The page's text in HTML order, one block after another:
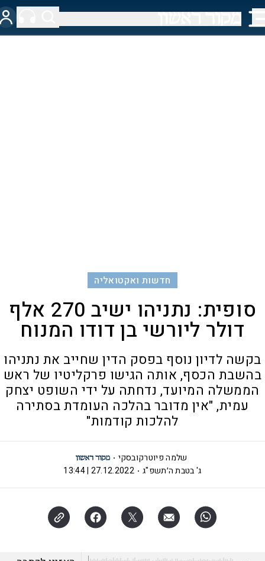
חדשות ואקטואליה
סופית: נתניהו ישיב 270 אלף
דולר ליורשי בן דודו המנוח
בקשה לדיון נוסף בפסק הדין שחייב את נתניהו
בהשבת הכסף, אותה הגישו פרקליטיו של ראש
הממשלה המיועד, נדחתה על ידי השופט יצחק
עמית, "אין מדובר בהלכה העומדת בסתירה
להלכות קודמות"
שלמה פיוטרקובסקי
ג' בטבת ה׳תשפ"ג
27.12.2022 | 13:44